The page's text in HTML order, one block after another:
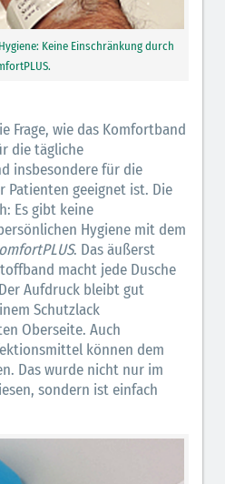
Keine Einschränkung durch
Frage, wie das Komfortband
die tägliche
insbesondere für die
Patienten geeignet ist. Die
Es gibt keine
Hygiene mit dem
. Das äußerst
macht jede Dusche
Aufdruck bleibt gut
Schutzlack
Oberseite. Auch
können dem
Das wurde nicht nur im
sondern ist einfach